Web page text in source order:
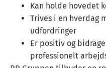
Kan holde hovedet
Trives i en hverdag
udfordringer
Er positiv og
professionelt